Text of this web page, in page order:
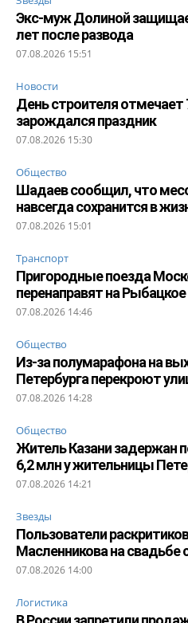
Экс-муж Долиной
лет после развода
07.08.2026 15:51
Новости
День строителя отмечает
зарождался праздник
07.08.2026 15:30
Общество
Шадаев сообщил, что
навсегда сохранится в
07.08.2026 15:01
Транспорт
Пригородные поезда
перенаправят на Рыбацкое
07.08.2026 14:46
Общество
Из-за полумарафона на
Петербурга перекроют
07.08.2026 14:28
Общество
Житель Казани задержан
6,2 млн у жительницы
07.08.2026 14:21
Звезды
Пользователи
Масленникова на свадьбе
07.08.2026 14:00
Логистика